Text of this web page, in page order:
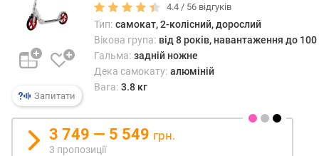
ц
я
м
а
с
и
а
Запитати
4.4 / 56 відгуків
Тип: самокат, 2-колісний, дорослий
Вікова група: від 8 років, навантаження до 100
Гальма: задній ножне
Дека самокату: алюміній
Вага: 3.8 кг
3 749 — 5 549 грн.
3 пропозиції